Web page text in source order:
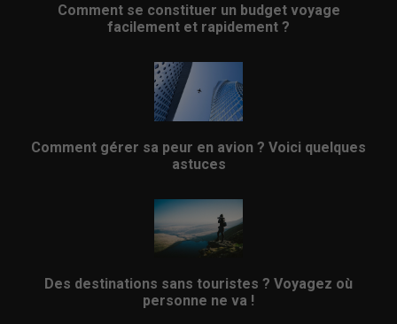
Comment se constituer un budget voyage
facilement et rapidement ?
Comment gérer sa peur en avion ? Voici quelques
astuces
Des destinations sans touristes ? Voyagez où
personne ne va !